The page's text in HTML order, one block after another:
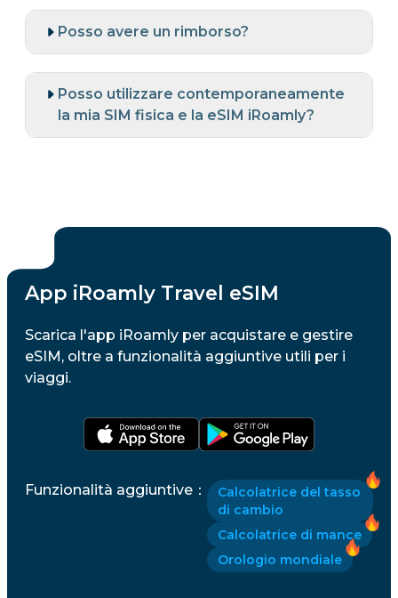
Posso avere un rimborso?
Posso utilizzare contemporaneamente
la mia SIM fisica e la eSIM iRoamly?
App iRoamly Travel eSIM
Scarica l'app iRoamly per acquistare e gestire
eSIM, oltre a funzionalità aggiuntive utili per i
viaggi.
Funzionalità aggiuntive ：
Calcolatrice del tasso
di cambio
Calcolatrice di mance
Orologio mondiale